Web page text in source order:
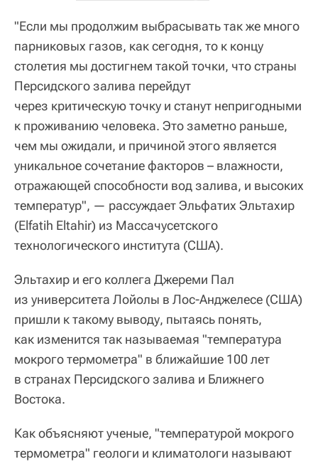
"Если мы продолжим выбрасывать так же много
парниковых газов, как сегодня, то к концу
столетия мы достигнем такой точки, что страны
Персидского залива перейдут
через критическую точку и станут непригодными
к проживанию человека. Это заметно раньше,
чем мы ожидали, и причиной этого является
уникальное сочетание факторов – влажности,
отражающей способности вод залива, и высоких
температур", — рассуждает Эльфатих Эльтахир
(Elfatih Eltahir) из Массачусетского
технологического института (США).
Эльтахир и его коллега Джереми Пал
из университета Лойолы в Лос-Анджелесе (США)
пришли к такому выводу, пытаясь понять,
как изменится так называемая "температура
мокрого термометра" в ближайшие 100 лет
в странах Персидского залива и Ближнего
Востока.
Как объясняют ученые, "температурой мокрого
термометра" геологи и климатологи называют